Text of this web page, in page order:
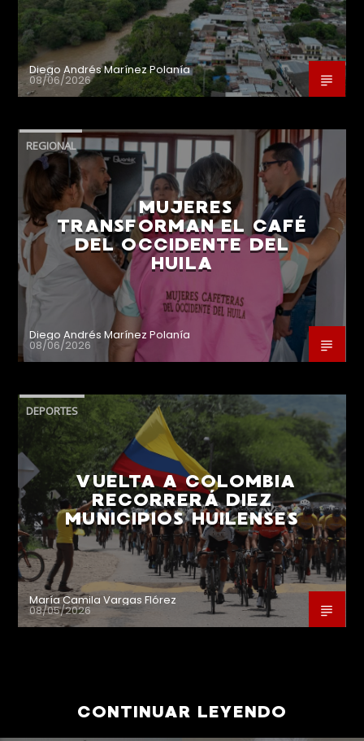
Diego Andrés Marínez Polanía
08/06/2026
REGIONAL
MUJERES
TRANSFORMAN EL CAFÉ
DEL OCCIDENTE DEL
HUILA
Diego Andrés Marínez Polanía
08/06/2026
DEPORTES
VUELTA A COLOMBIA
RECORRERÁ DIEZ
MUNICIPIOS HUILENSES
María Camila Vargas Flórez
08/05/2026
CONTINUAR LEYENDO